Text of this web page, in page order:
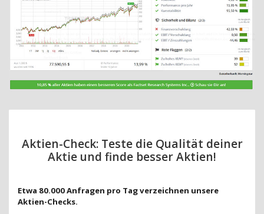
Aktien-Check: Teste die Qualität deiner
Aktie und finde besser Aktien!
Etwa 80.000 Anfragen pro Tag verzeichnen unsere
Aktien-Checks.